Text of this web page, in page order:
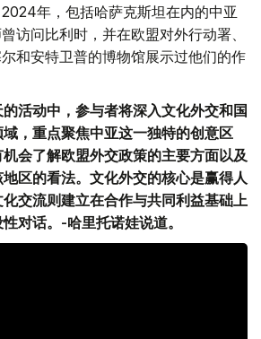
年，包括哈萨克斯坦在内的中亚
访问比利时，并在欧盟对外行动署、
和安特卫普的博物馆展示过他们的作
活动中，参与者将深入文化外交和国
域，重点聚焦中亚这一独特的创意区
会了解欧盟外交政策的主要方面以及
区的看法。文化外交的核心是赢得人
交流则建立在合作与共同利益基础上
对话。-哈里托诺娃说道。